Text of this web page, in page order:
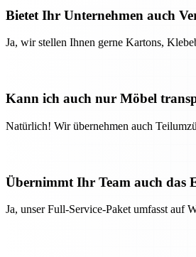
Bietet Ihr Unternehmen auch
Ja, wir stellen Ihnen gerne Kartons,
Kann ich auch nur Möbel
Natürlich! Wir übernehmen auch
Übernimmt Ihr Team auch das
Ja, unser Full-Service-Paket umfasst auf